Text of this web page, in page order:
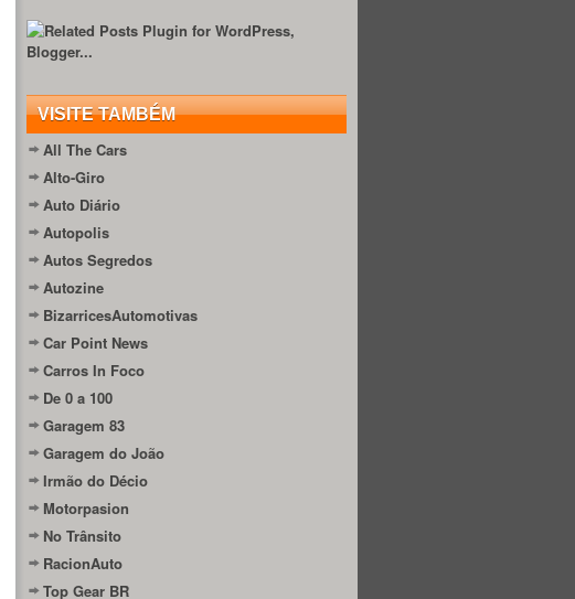
VISITE TAMBÉM
All The Cars
Alto-Giro
Auto Diário
Autopolis
Autos Segredos
Autozine
BizarricesAutomotivas
Car Point News
Carros In Foco
De 0 a 100
Garagem 83
Garagem do João
Irmão do Décio
Motorpasion
No Trânsito
RacionAuto
Top Gear BR